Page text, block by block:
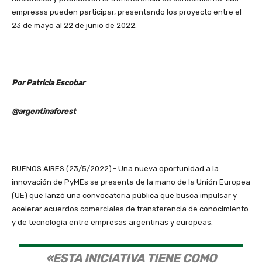
empresas pueden participar, presentando los proyecto entre el
23 de mayo al 22 de junio de 2022.
Por Patricia Escobar
@argentinaforest
BUENOS AIRES (23/5/2022).- Una nueva oportunidad a la
innovación de PyMEs se presenta de la mano de la Unión Europea
(UE) que lanzó una convocatoria pública que busca impulsar y
acelerar acuerdos comerciales de transferencia de conocimiento
y de tecnología entre empresas argentinas y europeas.
«ESTA INICIATIVA TIENE COMO